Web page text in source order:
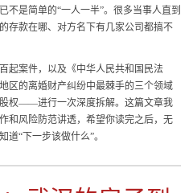
不是简单的“一人一半”。很多当事人直到
存款在哪、对方名下有几家公司都搞不
起案件，以及《中华人民共和国民法
区的离婚财产纠纷中最棘手的三个领域
权——进行一次深度拆解。这篇文章我
和风险防范讲透，希望你读完之后，无
“下一步该做什么”。